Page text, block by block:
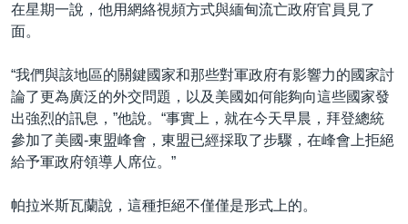
在星期一說，他用網絡視頻方式與緬甸流亡政府官員見了
面。
“我們與該地區的關鍵國家和那些對軍政府有影響力的國家討
論了更為廣泛的外交問題，以及美國如何能夠向這些國家發
出強烈的訊息，”他說。“事實上，就在今天早晨，拜登總統
參加了美國-東盟峰會，東盟已經採取了步驟，在峰會上拒絕
給予軍政府領導人席位。”
帕拉米斯瓦蘭說，這種拒絕不僅僅是形式上的。